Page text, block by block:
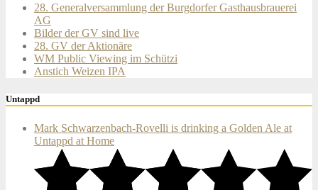
28. Generalversammlung der Burgdorfer Gasthausbrauerei
AG
Bilder der GV sind live
28. GV der Aktionäre
WM Public Viewing im Schützi
Anstich Weizen IPA
Untappd
Mark Schwarzenbach-Rovelli is drinking a Golden Ale at
Untappd at Home